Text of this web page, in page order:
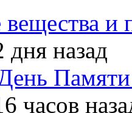
и
дня назад
часов